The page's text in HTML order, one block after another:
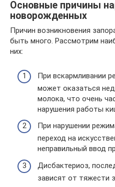
Основные причины
новорожденных
Причин возникновения
быть много. Рассмотрим
них:
При вскармливании
может оказаться
молока, что очень
нарушения работы
При нарушении
переход на
неправильный ввод
Дисбактериоз,
зависят от тяжести